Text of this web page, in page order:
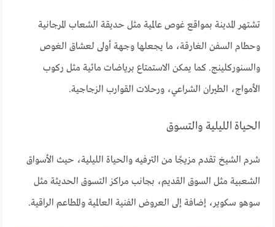
تشتهر المدينة بمواقع غوص عالمية مثل حديقة الشعاب المرجانية
وحطام السفن الغارقة، ما يجعلها وجهة أولى لعشاق الغوص
والسنوركلينج. كما يمكن الاستمتاع برياضات مائية مثل ركوب
الأمواج، الطيران الشراعي، ورحلات القوارب الزجاجية.
الحياة الليلية والتسوق
شرم الشيخ تقدم مزيجًا من الترفيه والحياة الليلية، حيث الأسواق
الشعبية مثل السوق القديم، بجانب مراكز التسوق الحديثة مثل
سوهو سكوير، إضافة إلى العروض الفنية العالمية والمطاعم الراقية.